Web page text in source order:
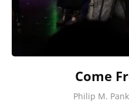
Come
Philip M.